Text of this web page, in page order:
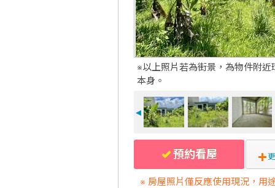
※以上照片若為街景，為物件附近
本身。
◄
預約看屋
※ 房屋照片僅反應使用現況，用